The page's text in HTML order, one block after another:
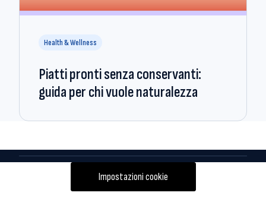
Health & Wellness
Piatti pronti senza conservanti:
guida per chi vuole naturalezza
Impostazioni cookie